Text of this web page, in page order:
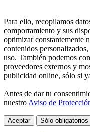
Para ello, recopilamos
comportamiento y sus
optimizar constantemente
contenidos
uso. También podemos
proveedores externos y
publicidad online, sólo si
Antes de dar tu
nuestro Aviso de
Aceptar Sólo obligatorios